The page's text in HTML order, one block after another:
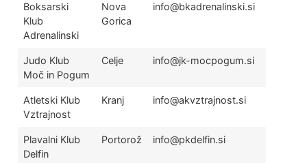
Boksarski
Klub
Adrenalinski
Nova
Gorica
info@bkadrenalinski.si
Judo Klub
Moč in Pogum
Celje info@jk-mocpogum.si
Atletski Klub
Vztrajnost
Kranj info@akvztrajnost.si
Plavalni Klub
Delfin
Portorož info@pkdelfin.si